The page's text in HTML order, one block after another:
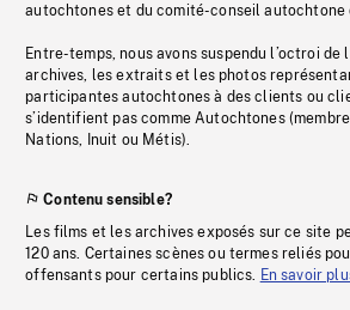
autochtones et du comité-conseil autochtone
Entre-temps, nous avons suspendu l’octroi de
archives, les extraits et les photos
participantes autochtones à des clients ou
s’identifient pas comme Autochtones
Nations, Inuit ou Métis).
Contenu sensible?
Les films et les archives exposés sur ce site
120 ans. Certaines scènes ou termes reliés
offensants pour certains publics. En savoir